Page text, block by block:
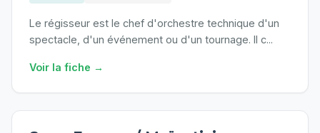
Le régisseur est le chef d'orchestre technique d'un
spectacle, d'un événement ou d'un tournage. Il c...
Voir la fiche →